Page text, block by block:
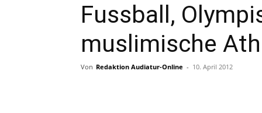
Fussball,
muslimische
Von Redaktion Audiatur-Online - 10. April 2012